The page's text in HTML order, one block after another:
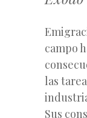
campo
las
Sus